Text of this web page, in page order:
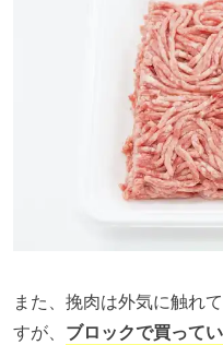
また、挽肉は外気に触れ
すが、 ブロックで買って